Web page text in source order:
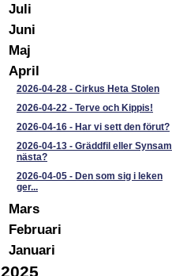
Juli
Juni
Maj
April
2026-04-28 - Cirkus Heta Stolen
2026-04-22 - Terve och Kippis!
2026-04-16 - Har vi sett den förut?
2026-04-13 - Gräddfil eller Synsam
nästa?
2026-04-05 - Den som sig i leken
ger...
Mars
Februari
Januari
2025